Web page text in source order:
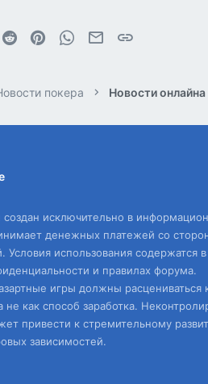
Reddit PinterestWhatsAppЭлектронная почта
покера Новости онлайна
создан исключительно в
денежных платежей со
Условия использования содержатся в
и правилах форума.
игры должны расцениваться
не как способ заработка.
привести к стремительному
зависимостей.